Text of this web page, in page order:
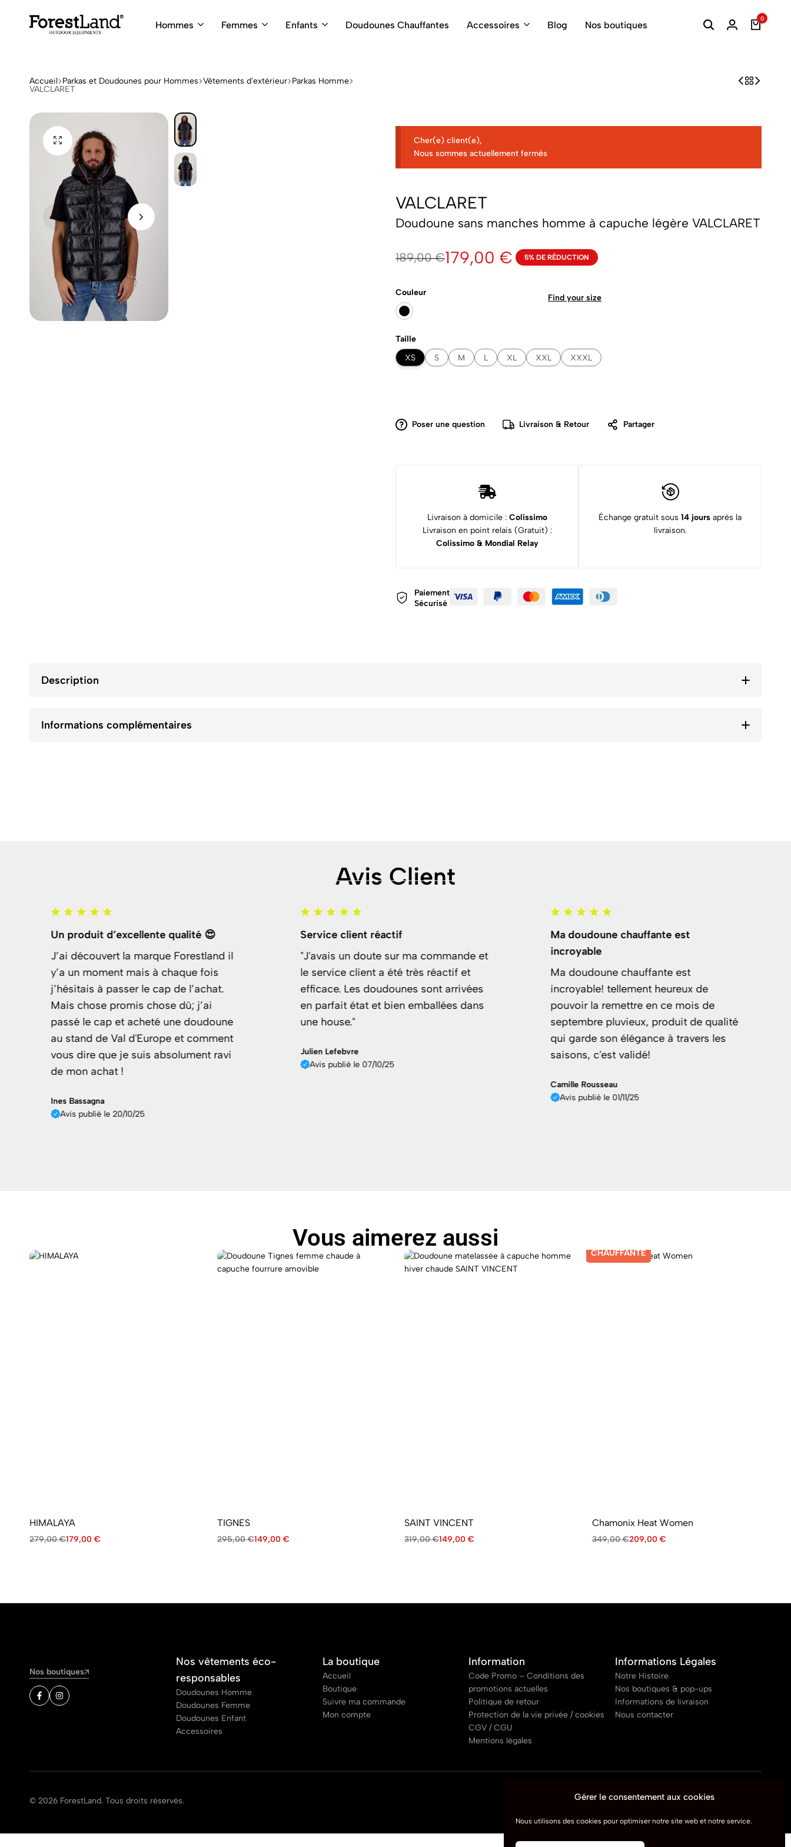
Gérer le consentement aux cookies
Nous utilisons des cookies pour optimiser notre site web et notre service.
Hommes Femmes Enfants Doudounes Chauffantes Accessoires Blog Nos boutiques
0
Accueil Parkas et Doudounes pour Hommes Vêtements d'extérieur Parkas Homme
VALCLARET
Cher(e) client(e),
Nous sommes actuellement fermés
VALCLARET
Doudoune sans manches homme à capuche légère VALCLARET
189,00€179,00 € 5% DE RÉDUCTION
Couleur
Taille
XS
S M L XL XXL XXXL
Find your size
Poser une question Livraison & Retour Partager
Livraison à domicile : Colissimo
Livraison en point relais (Gratuit) :
Colissimo & Mondial Relay
Échange gratuit sous 14 jours après la
livraison.
Paiement
Sécurisé
Description
Informations complémentaires
Avis Client
Un produit d’excellente qualité 😍
J’ai découvert la marque Forestland il
y’a un moment mais à chaque fois
j’hésitais à passer le cap de l’achat.
Mais chose promis chose dû; j’ai
passé le cap et acheté une doudoune
au stand de Val d'Europe et comment
vous dire que je suis absolument ravi
de mon achat !
Ines Bassagna
Avis publié le 20/10/25
Service client réactif
"J'avais un doute sur ma commande et
le service client a été très réactif et
efficace. Les doudounes sont arrivées
en parfait état et bien emballées dans
une house."
Julien Lefebvre
Avis publié le 07/10/25
Ma doudoune chauffante est
incroyable
Ma doudoune chauffante est
incroyable! tellement heureux de
pouvoir la remettre en ce mois de
septembre pluvieux, produit de qualité
qui garde son élégance à travers les
saisons, c'est validé!
Camille Rousseau
Avis publié le 01/11/25
Vous aimerez aussi
HIMALAYA
279,00€179,00 €
TIGNES
295,00€149,00 €
SAINT VINCENT
319,00€149,00 €
CHAUFFANTE
Chamonix Heat Women
349,00€209,00 €
Nos boutiques
Nos vêtements éco-
responsables
Doudounes Homme
Doudounes Femme
Doudounes Enfant
Accessoires
La boutique
Accueil
Boutique
Suivre ma commande
Mon compte
Information
Code Promo – Conditions des
promotions actuelles
Politique de retour
Protection de la vie privée / cookies
CGV / CGU
Mentions légales
Informations Légales
Notre Histoire
Nos boutiques & pop-ups
Informations de livraison
Nous contacter
© 2026 ForestLand. Tous droits réservés.